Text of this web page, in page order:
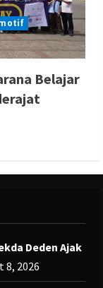
Belajar
Deden Ajak
8, 2026